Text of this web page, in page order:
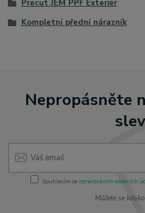
Precut JEM PPF Exteriér
Kompletní přední nárazník
Nepropásněte
Souhlasím se zpracováním osobních
Můžete se